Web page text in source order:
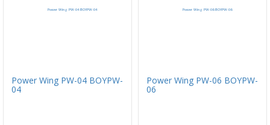
Power Wing PW-04 BOYPW-
04
Power Wing PW-06 BOYPW-
06